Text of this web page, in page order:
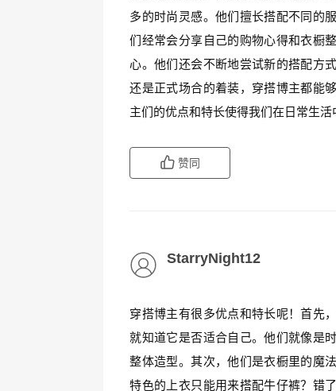
多的时尚灵感。他们擅长搭配不同的
们经常会分享自己的购物心得和衣橱
心。他们还会不断地尝试新的搭配方
还是正式场合的着装，穿搭博主都能
主们的优点和特长使得我们在日常生
赞同
StarryNight12
穿搭博主有很多优点和特长呢！首先
就知道它是否适合自己。他们就像是
整体造型。其次，他们是衣橱里的魔
特色的上衣只能用来搭配牛仔裤？错